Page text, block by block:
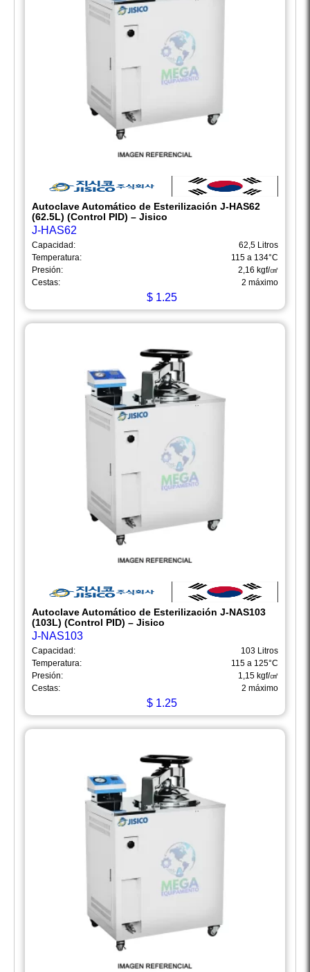
Autoclave Automático de Esterilización J-HAS62
(62.5L) (Control PID) – Jisico
J-HAS62
Capacidad:
62,5 Litros
Temperatura:
115 a 134°C
Presión:
2,16 kgf/㎠
Cestas:
2 máximo
$ 1.25
Autoclave Automático de Esterilización J-NAS103
(103L) (Control PID) – Jisico
J-NAS103
Capacidad:
103 Litros
Temperatura:
115 a 125°C
Presión:
1,15 kgf/㎠
Cestas:
2 máximo
$ 1.25